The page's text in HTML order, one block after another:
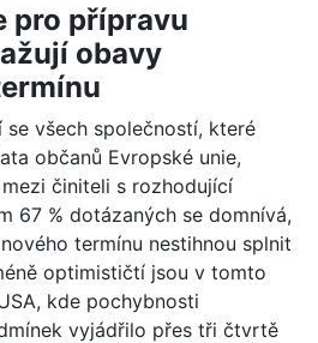
pro přípravu
obavy
se všech společností, které
občanů Evropské unie,
činiteli s rozhodující
67 % dotázaných se domnívá,
termínu nestihnou splnit
optimističtí jsou v tomto
kde pochybnosti
vyjádřilo přes tři čtvrtě